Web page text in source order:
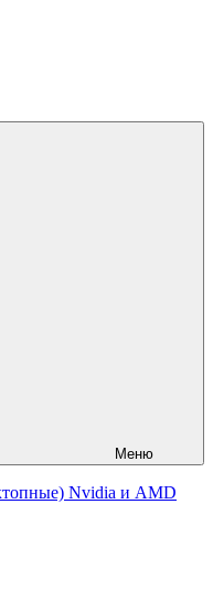
Меню
Nvidia и AMD